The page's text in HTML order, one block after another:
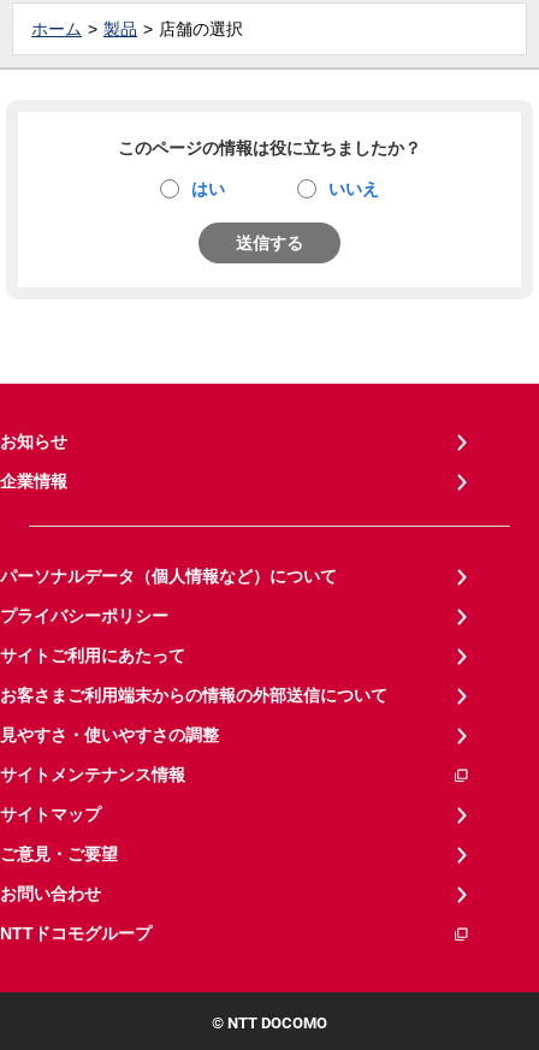
ホーム 製品 店舗の選択
このページの情報は役に立ちましたか？
はい いいえ
送信する
お知らせ
企業情報
パーソナルデータ（個人情報など）について
プライバシーポリシー
サイトご利用にあたって
お客さまご利用端末からの情報の外部送信について
見やすさ・使いやすさの調整
サイトメンテナンス情報
サイトマップ
ご意見・ご要望
お問い合わせ
NTTドコモグループ
© NTT DOCOMO